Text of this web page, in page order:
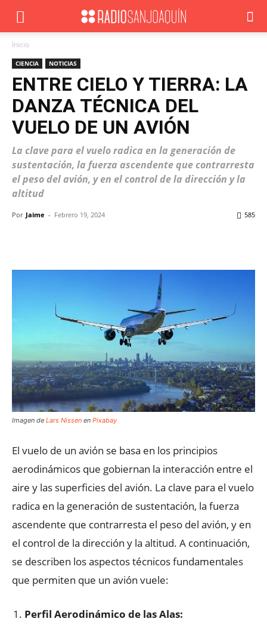
Inicio
CIENCIA NOTICIAS
ENTRE CIELO Y TIERRA: LA
DANZA TÉCNICA DEL
VUELO DE UN AVIÓN
La clave para el vuelo radica en la generación de
sustentación, la fuerza ascendente que contrarresta
el peso del avión, y en el control de la dirección y la
altitud
Por Jaime - Febrero 19, 2024 585
Imagen de Lars Nissen en Pixabay
El vuelo de un avión se basa en los principios
aerodinámicos que gobiernan la interacción entre el
aire y las superficies del avión. La clave para el vuelo
radica en la generación de sustentación, la fuerza
ascendente que contrarresta el peso del avión, y en
el control de la dirección y la altitud. A continuación,
se describen los aspectos técnicos fundamentales
que permiten que un avión vuele:
Perfil Aerodinámico de las Alas: